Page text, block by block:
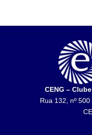
CENG –
Rua 132, nº